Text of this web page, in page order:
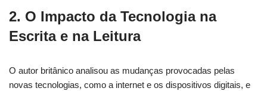
2. O Impacto da Tecnologia na
Escrita e na Leitura
O autor britânico analisou as mudanças provocadas pelas
novas tecnologias, como a internet e os dispositivos digitais, e